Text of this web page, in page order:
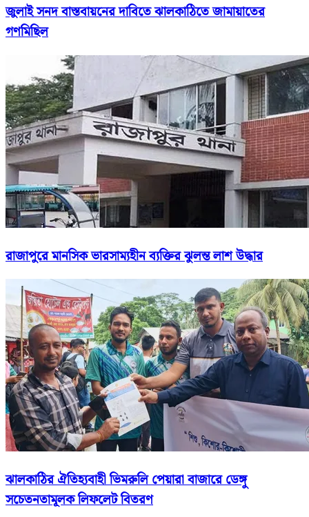
জুলাই সনদ বাস্তবায়নের দাবিতে ঝালকাঠিতে জামায়াতের
গণমিছিল
রাজাপুরে মানসিক ভারসাম্যহীন ব্যক্তির ঝুলন্ত লাশ উদ্ধার
ঝালকাঠির ঐতিহ্যবাহী ভিমরুলি পেয়ারা বাজারে ডেঙ্গু
সচেতনতামূলক লিফলেট বিতরণ